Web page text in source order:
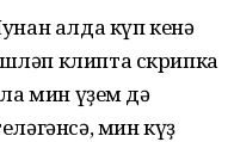
алда күп кенә
клипта скрипка
мин үҙем дә
мин күҙ